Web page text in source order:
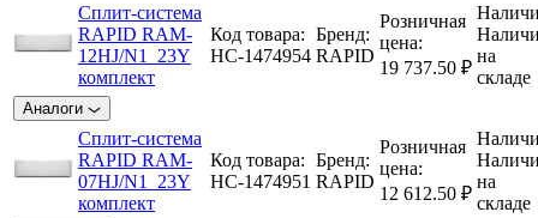
Сплит-система
RAPID RAM-
12HJ/N1_23Y
комплект
Код товара:
НС-1474954
Бренд:
RAPID
Розничная
цена:
19 737.50 ₽
на
складе
Аналоги
Сплит-система
RAPID RAM-
07HJ/N1_23Y
комплект
Код товара:
НС-1474951
Бренд:
RAPID
Розничная
цена:
12 612.50 ₽
на
складе